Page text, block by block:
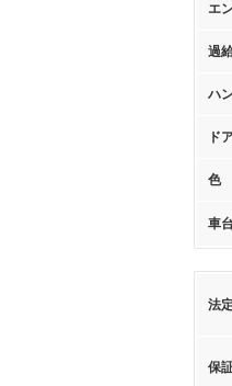
エ
過
ハ
ド
色
車
法
保